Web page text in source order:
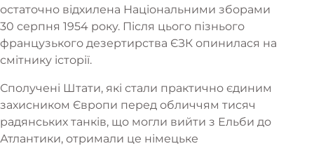
остаточно відхилена Національними зборами
30 серпня 1954 року. Після цього пізнього
французького дезертирства ЄЗК опинилася на
смітнику історії.
Сполучені Штати, які стали практично єдиним
захисником Європи перед обличчям тисяч
радянських танків, що могли вийти з Ельби до
Атлантики, отримали це німецьке